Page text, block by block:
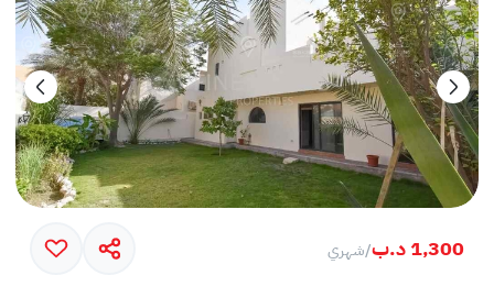
1,300 د.ب /شهري